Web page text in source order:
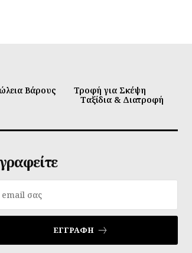
Βάρους
Τροφή για Σκέψη
Ταξίδια & Διατροφή
ΕΓΓΡΑΦΉ